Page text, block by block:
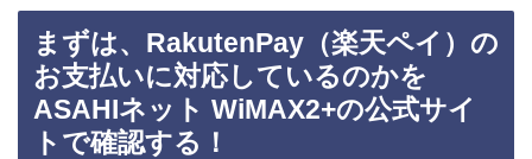
まずは、RakutenPay（楽天ペイ）の
お支払いに対応しているのかを
ASAHIネット WiMAX2+の公式サイ
トで確認する！